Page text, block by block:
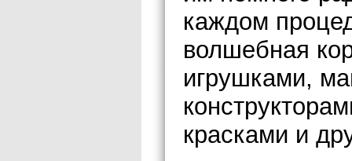
каждом
волшебная
игрушками,
красками и